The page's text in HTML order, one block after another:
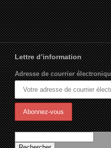
Lettre d’information
Adresse de courrier